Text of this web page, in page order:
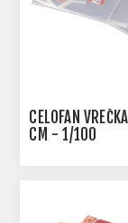
CELOFAN
CM - 1/100